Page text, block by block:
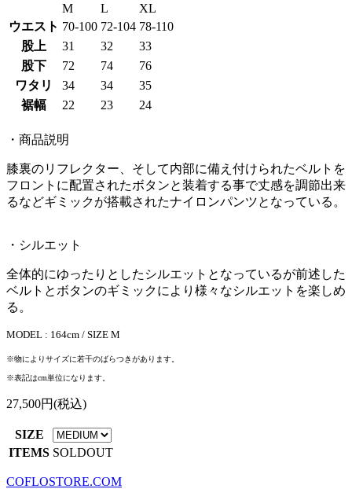
M L
XL
ウエスト 70-100 72-104 78-110
股上
31 32
33
股下
72 74
76
ワタリ
34 34
35
裾幅
22 23 24
・商品説明
膝裏のリフレクター、そして内部に備え付けられたベルトを
フロントに配置されたボタンと装着する事で丈感を調節出来
るなどギミックが搭載されたナイロンパンツとなっている。
・シルエット
全体的にゆったりとしたシルエットとなっているが前述した
ベルトとボタンのギミックにより様々なシルエットを楽しめ
る。
MODEL : 164cm / SIZE M
※物によりサイズに若干のばらつきがあります。
※表記はcm単位になります。
27,500円(税込)
SIZE
ITEMS SOLDOUT
COFLOSTORE.COM